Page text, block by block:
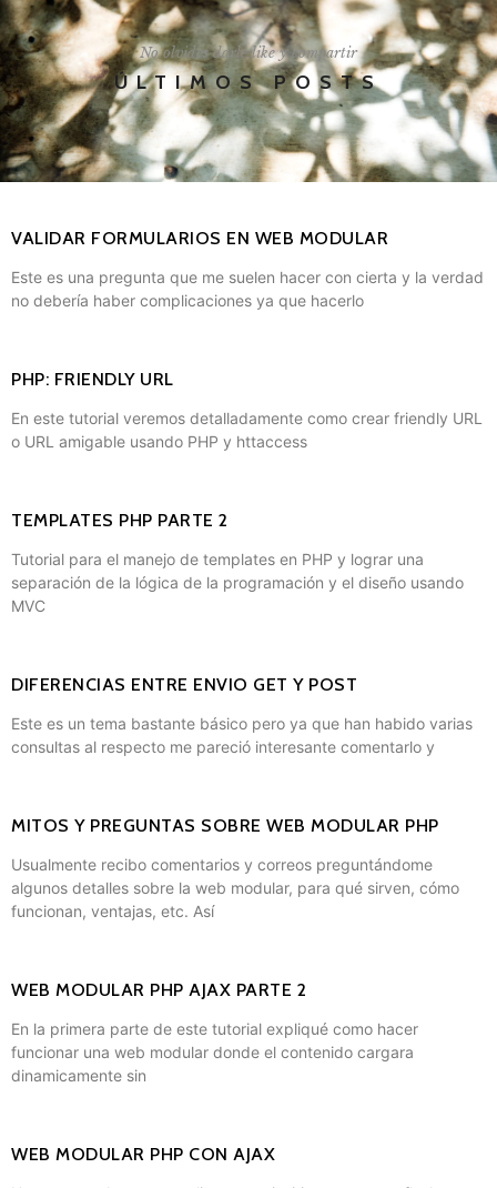
No olvides darle like y compartir
ÚLTIMOS POSTS
VALIDAR FORMULARIOS EN WEB MODULAR
Este es una pregunta que me suelen hacer con cierta y la verdad
no debería haber complicaciones ya que hacerlo
PHP: FRIENDLY URL
En este tutorial veremos detalladamente como crear friendly URL
o URL amigable usando PHP y httaccess
TEMPLATES PHP PARTE 2
Tutorial para el manejo de templates en PHP y lograr una
separación de la lógica de la programación y el diseño usando
MVC
DIFERENCIAS ENTRE ENVIO GET Y POST
Este es un tema bastante básico pero ya que han habido varias
consultas al respecto me pareció interesante comentarlo y
MITOS Y PREGUNTAS SOBRE WEB MODULAR PHP
Usualmente recibo comentarios y correos preguntándome
algunos detalles sobre la web modular, para qué sirven, cómo
funcionan, ventajas, etc. Así
WEB MODULAR PHP AJAX PARTE 2
En la primera parte de este tutorial expliqué como hacer
funcionar una web modular donde el contenido cargara
dinamicamente sin
WEB MODULAR PHP CON AJAX